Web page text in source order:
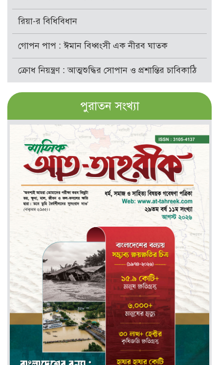
রিয়া-র বিধিবিধান
গোপন পাপ : ঈমান বিধ্বংসী এক নীরব ঘাতক
ক্রোধ নিয়ন্ত্রণ : আত্মশুদ্ধির সোপান ও প্রশান্তির চাবিকাঠি
পুরাতন সংখ্যা